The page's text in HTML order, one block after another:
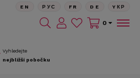
Vyhledejte
nejbližší pobočku
EN РУС FR DE YКР
0